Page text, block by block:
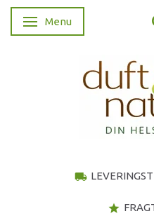
Skifte navigation
Menu
local_shipping
star